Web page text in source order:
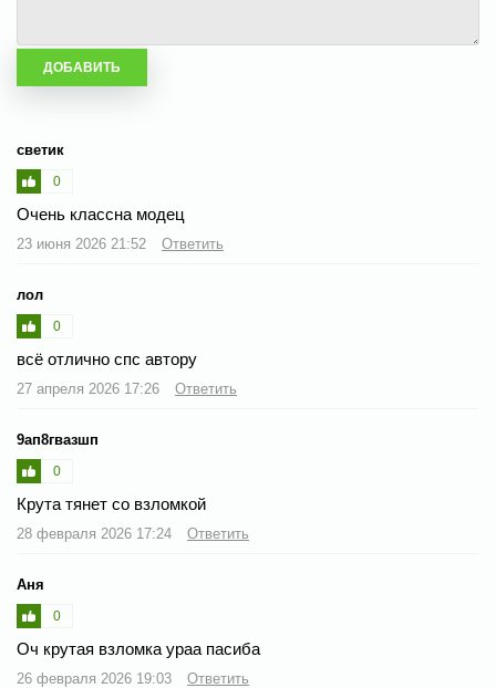
светик
0
Очень классна модец
23 июня 2026 21:52 Ответить
лол
0
всё отлично спс автору
27 апреля 2026 17:26 Ответить
9ап8гвазшп
0
Крута тянет со взломкой
28 февраля 2026 17:24 Ответить
Аня
0
Оч крутая взломка ураа пасиба
26 февраля 2026 19:03 Ответить